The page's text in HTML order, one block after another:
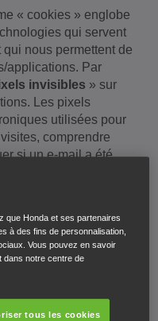
« cookies » englobe
qui servent
nous permettent de
applications. Par
invisibles » sur
Les pixels
utilisées pour
comprendre
si un e-mail a été
par Honda ?
en mesure de :
susceptibles de
que Honda et ses partenaires
à des fins de personnalisation,
Vous pouvez en savoir
dans notre centre de
tous les cookies